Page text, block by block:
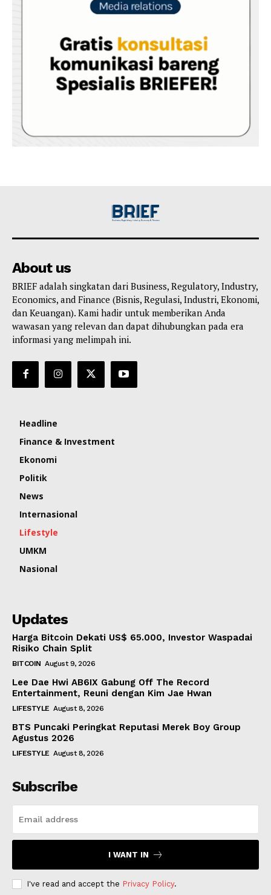
About us
BRIEF adalah singkatan dari Business, Regulatory, Industry,
Economics, and Finance (Bisnis, Regulasi, Industri, Ekonomi,
dan Keuangan). Kami hadir untuk memberikan Anda
wawasan yang relevan dan dapat dihubungkan pada era
informasi yang melimpah ini.
Headline
Finance & Investment
Ekonomi
Politik
News
Internasional
Lifestyle
UMKM
Nasional
Updates
Harga Bitcoin Dekati US$ 65.000, Investor Waspadai
Risiko Chain Split
BITCOIN August 9, 2026
Lee Dae Hwi AB6IX Gabung Off The Record
Entertainment, Reuni dengan Kim Jae Hwan
LIFESTYLE August 8, 2026
BTS Puncaki Peringkat Reputasi Merek Boy Group
Agustus 2026
LIFESTYLE August 8, 2026
Subscribe
I WANT IN
I've read and accept the Privacy Policy.